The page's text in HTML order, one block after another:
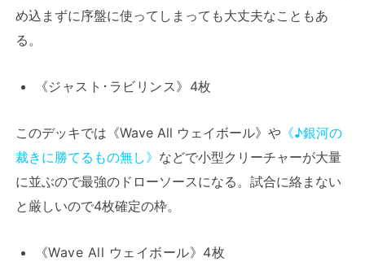
め込まずに序盤に使ってしまっても大丈夫なこともあ
る。
《ジャスト･ラビリンス》4枚
このデッキでは《Wave All ウェイボール》や 《♪銀河の
裁きに勝てるもの無し》 などで小型クリーチャーが大量
に並ぶので最強のドローソースになる。試合に絡まない
と厳しいので4枚確定の枠。
《Wave All ウェイボール》4枚